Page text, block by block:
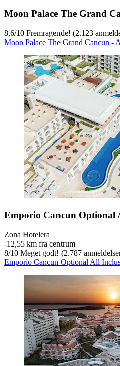
Moon Palace The Grand
8,6/10 Fremragende! (2.123
Moon Palace The Grand Cancun -
Emporio Cancun Optional
Zona Hotelera
‐12,55 km fra centrum
8/10 Meget godt! (2.787
Emporio Cancun Optional All